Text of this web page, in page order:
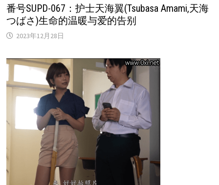
番号SUPD-067：护士天海翼(Tsubasa Amami,天海
つばさ)生命的温暖与爱的告别
2023年12月28日